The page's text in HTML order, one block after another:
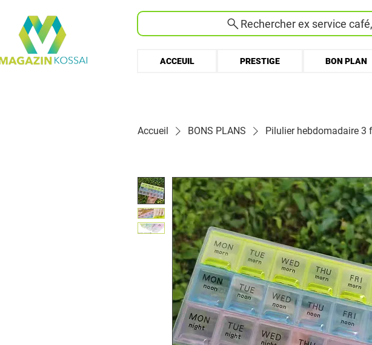
Rechercher ex service
ACCEUIL PRESTIGE BON PLAN
Accueil BONS PLANS Pilulier hebdomadaire 3